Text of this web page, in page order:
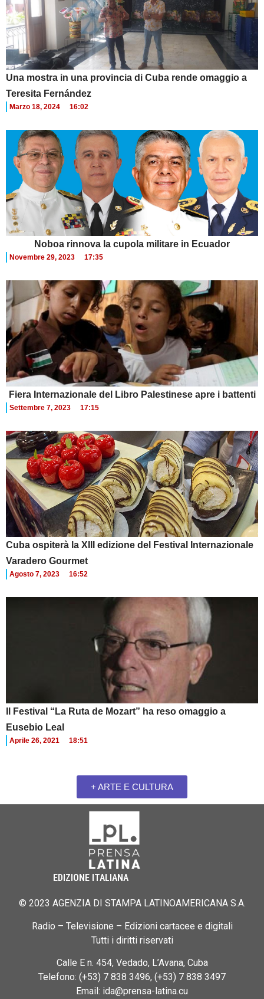
Una mostra in una provincia di Cuba rende omaggio a
Teresita Fernández
Marzo 18, 2024 16:02
Noboa rinnova la cupola militare in Ecuador
Novembre 29, 2023 17:35
Fiera Internazionale del Libro Palestinese apre i battenti
Settembre 7, 2023 17:15
Cuba ospiterà la XIII edizione del Festival Internazionale
Varadero Gourmet
Agosto 7, 2023 16:52
Il Festival “La Ruta de Mozart” ha reso omaggio a
Eusebio Leal
Aprile 26, 2021 18:51
+ ARTE E CULTURA
EDIZIONE ITALIANA
© 2023 AGENZIA DI STAMPA LATINOAMERICANA S.A.
Radio – Televisione – Edizioni cartacee e digitali
Tutti i diritti riservati
Calle E n. 454, Vedado, L’Avana, Cuba
Telefono: (+53) 7 838 3496, (+53) 7 838 3497
Email: ida@prensa-latina.cu